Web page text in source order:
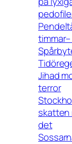
Jihad
terror
skatten
det